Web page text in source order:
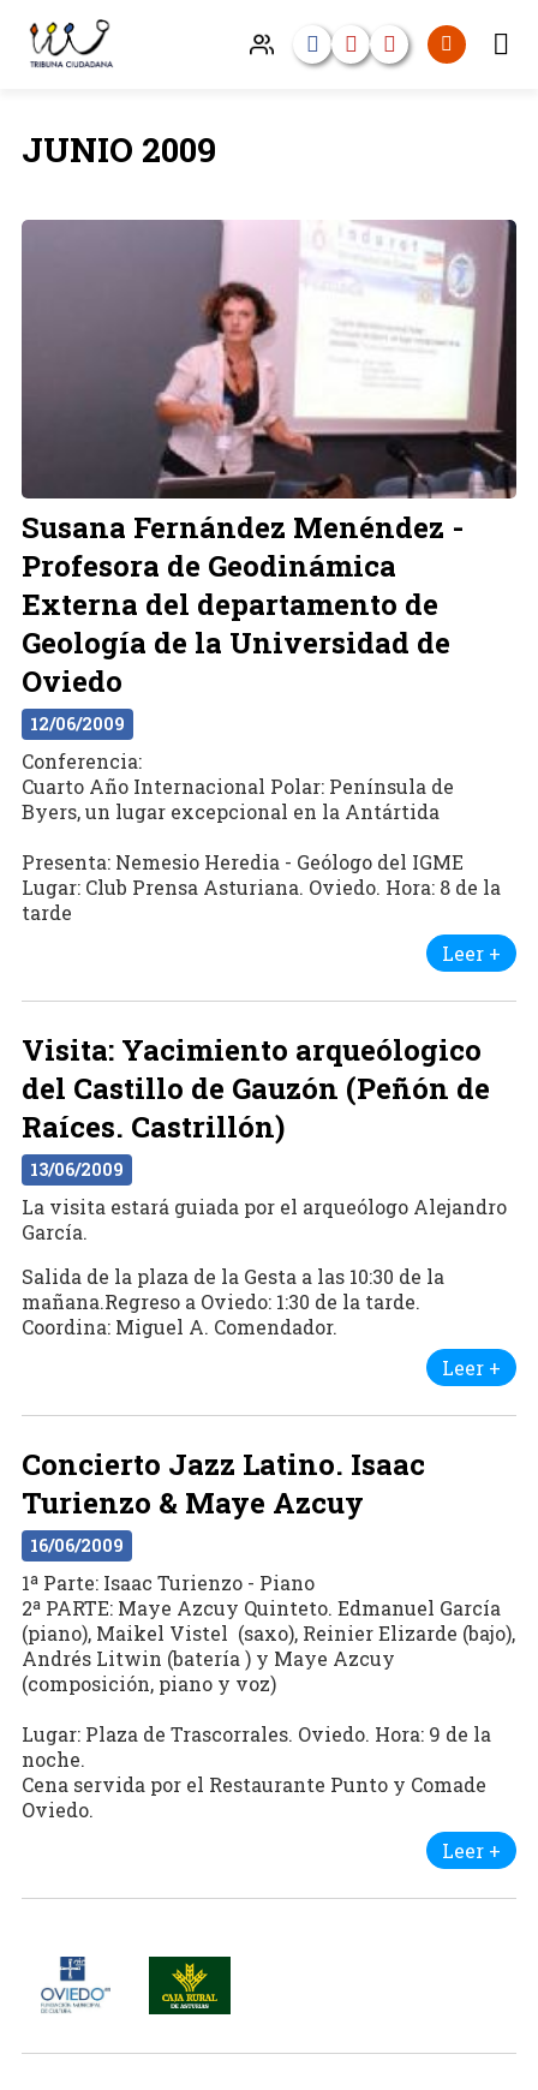
JUNIO 2009
Susana Fernández Menéndez -
Profesora de Geodinámica
Externa del departamento de
Geología de la Universidad de
Oviedo
12/06/2009
Conferencia:
Cuarto Año Internacional Polar: Península de
Byers, un lugar excepcional en la Antártida
Presenta: Nemesio Heredia - Geólogo del IGME
Lugar: Club Prensa Asturiana. Oviedo. Hora: 8 de la
tarde
Leer +
Visita: Yacimiento arqueólogico
del Castillo de Gauzón (Peñón de
Raíces. Castrillón)
13/06/2009
La visita estará guiada por el arqueólogo Alejandro
García.
Salida de la plaza de la Gesta a las 10:30 de la
mañana.Regreso a Oviedo: 1:30 de la tarde.
Coordina: Miguel A. Comendador.
Leer +
Concierto Jazz Latino. Isaac
Turienzo & Maye Azcuy
16/06/2009
1ª Parte: Isaac Turienzo - Piano
2ª PARTE: Maye Azcuy Quinteto. Edmanuel García
(piano), Maikel Vistel (saxo), Reinier Elizarde (bajo),
Andrés Litwin (batería ) y Maye Azcuy
(composición, piano y voz)
Lugar: Plaza de Trascorrales. Oviedo. Hora: 9 de la
noche.
Cena servida por el Restaurante Punto y Comade
Oviedo.
Leer +